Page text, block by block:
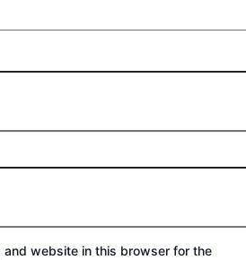
and website in this browser for the